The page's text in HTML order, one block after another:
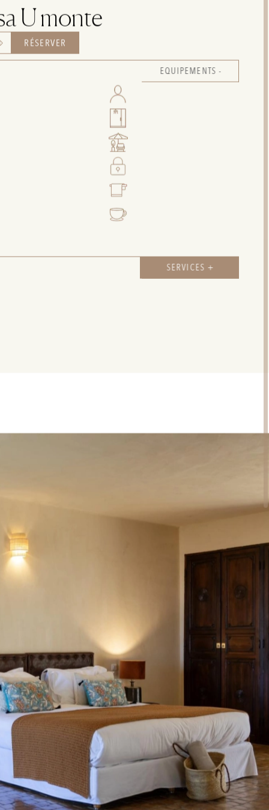
U monte
RÉSERVER
EQUIPEMENTS -
SERVICES +